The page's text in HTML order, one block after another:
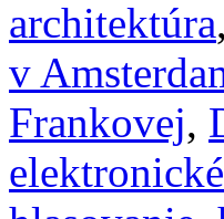
architektúra,
v
Frankovej,